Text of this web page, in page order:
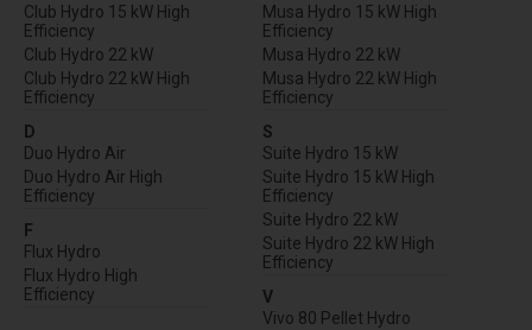
Club Hydro 15 kW High
Efficiency
Club Hydro 22 kW
Club Hydro 22 kW High
Efficiency
D
Duo Hydro Air
Duo Hydro Air High
Efficiency
F
Flux Hydro
Flux Hydro High
Efficiency
Musa Hydro 15 kW High
Efficiency
Musa Hydro 22 kW
Musa Hydro 22 kW High
Efficiency
S
Suite Hydro 15 kW
Suite Hydro 15 kW High
Efficiency
Suite Hydro 22 kW
Suite Hydro 22 kW High
Efficiency
V
Vivo 80 Pellet Hydro